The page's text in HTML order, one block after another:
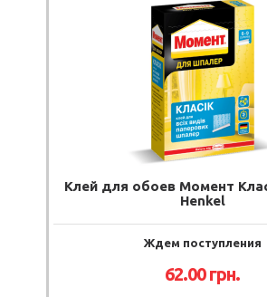
Клей для обоев Момент
Henkel
Ждем поступления
62.00 грн.